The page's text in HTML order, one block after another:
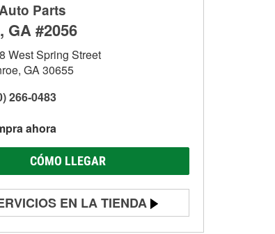
Parts
GA #2056
West Spring Street
GA 30655
266-0483
ahora
CÓMO LLEGAR
EN LA TIENDA